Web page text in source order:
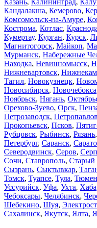
Казань, Калининград,
Кандалакша, Кемерово,
Комсомольск-на-Амуре,
Кострома, Котлас,
Кумертау, Курган, Курск,
Магнитогорск, Майкоп,
Мурманск, Набережные
Находка, Невинномысск,
Нижневартовск,
Тагил, Новокузнецк,
Новосибирск,
Ноябрьск, Нягань,
Орехово-Зуево, Орск,
Петрозаводск,
Прокопьевск, Псков,
Рубцовск, Рыбинск, Рязань,
Петербург, Саранск,
Северодвинск, Серов,
Сочи, Ставрополь, Старый
Сызрань, Сыктывкар,
Томск, Туапсе, Тула,
Уссурийск, Уфа, Ухта,
Чебоксары, Челябинск,
Шебекино, Шуя,
Сахалинск, Якутск, Ялта,